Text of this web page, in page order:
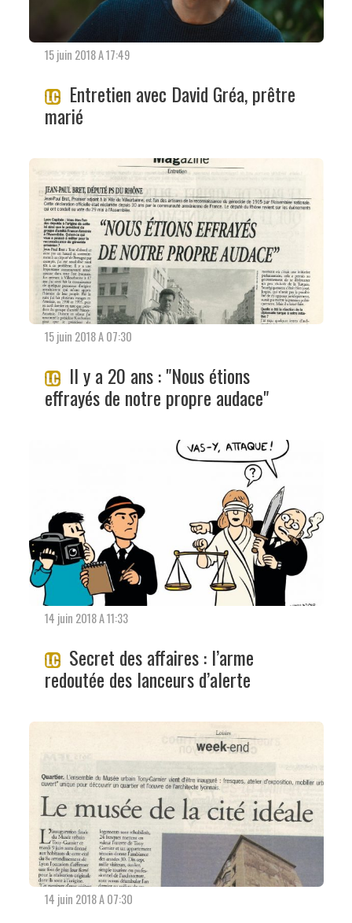
15 juin 2018 A 17:49
Entretien avec David Gréa, prêtre
marié
15 juin 2018 A 07:30
Il y a 20 ans : "Nous étions
effrayés de notre propre audace"
14 juin 2018 A 11:33
Secret des affaires : l’arme
redoutée des lanceurs d’alerte
14 juin 2018 A 07:30